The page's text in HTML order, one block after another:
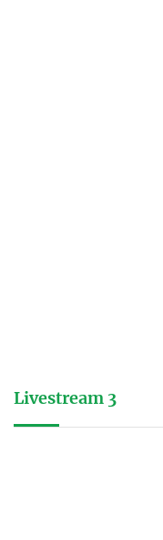
Livestream 3